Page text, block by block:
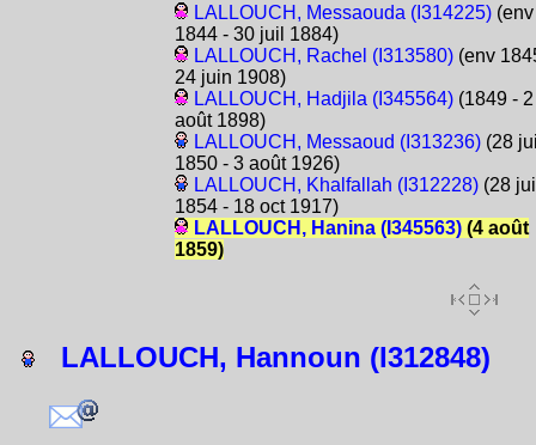
LALLOUCH, Messaouda (I314225)(env
1844 - 30 juil 1884)
LALLOUCH, Rachel (I313580)(env
24 juin 1908)
LALLOUCH, Hadjila (I345564)(1849 - 2
août 1898)
LALLOUCH, Messaoud (I313236)(28
1850 - 3 août 1926)
LALLOUCH, Khalfallah (I312228)(28
1854 - 18 oct 1917)
LALLOUCH, Hanina (I345563)(4 août
1859)
LALLOUCH, Hannoun (I312848)